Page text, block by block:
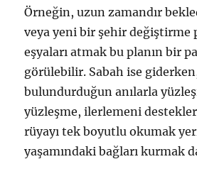
Örneğin, uzun zamandır
veya yeni bir şehir değiştirme
eşyaları atmak bu planın bir
görülebilir. Sabah ise
bulundurduğun anılarla
yüzleşme, ilerlemeni
rüyayı tek boyutlu okumak
yaşamındaki bağları kurmak